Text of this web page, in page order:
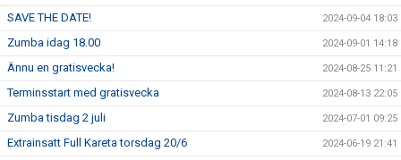
SAVE THE DATE! 2024-09-04 18:03
Zumba idag 18.00 2024-09-01 14:18
Ännu en gratisvecka! 2024-08-25 11:21
Terminsstart med gratisvecka 2024-08-13 22:05
Zumba tisdag 2 juli 2024-07-01 09:25
Extrainsatt Full Kareta torsdag 20/6 2024-06-19 21:41